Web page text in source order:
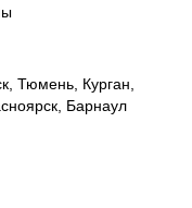
Тюмень, Курган,
Барнаул